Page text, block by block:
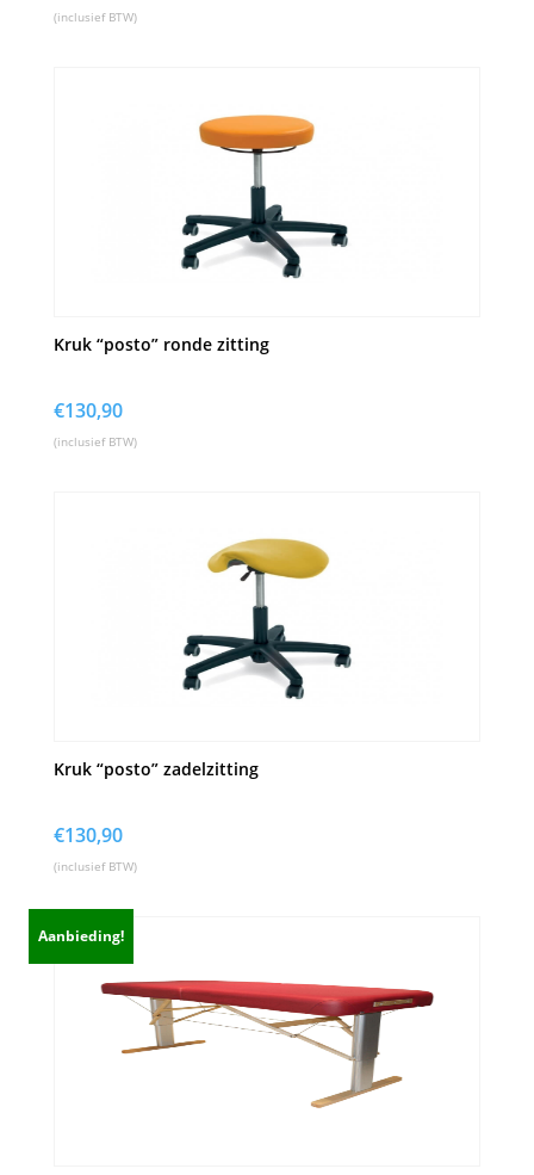
(inclusief BTW)
Kruk “posto” ronde zitting
€130,90
(inclusief BTW)
Kruk “posto” zadelzitting
€130,90
(inclusief BTW)
Aanbieding!